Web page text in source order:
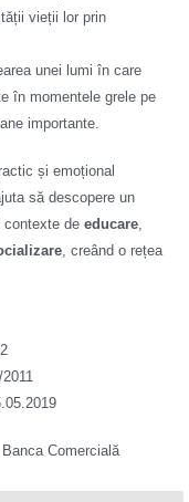
vieții lor prin
unei lumi în care
în momentele grele pe
importante.
și emoțional
să descopere un
contexte de educare
, creând o rețea
Comercială